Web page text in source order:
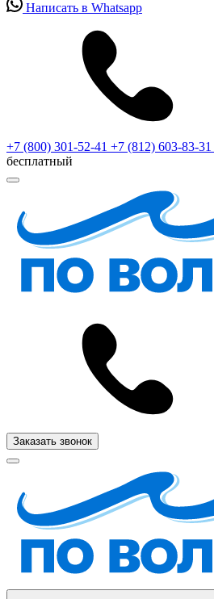
Написать в Whatsapp
+7 (800) 301-52-41 +7 (812) 603-83-31
бесплатный
Заказать звонок